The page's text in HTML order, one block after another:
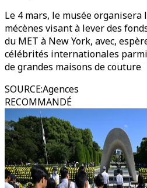
Le 4 mars, le musée organisera
mécènes visant à lever des
du MET à New York, avec,
célébrités internationales
de grandes maisons de couture
SOURCE:Agences
RECOMMANDÉ